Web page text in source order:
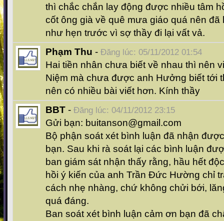
thì chắc chắn lay động được nhiều tâm
cốt ông già về quê mưa giáo quá nên đã
như hẹn trước vì sợ thầy đi lại vất vả.
Phạm Thu - Đăng lúc: 05/11/2012 01:54
Hai tiền nhân chưa biết về nhau thì nên
Niệm mà chưa được anh Hưởng biết tới
nên có nhiều bài viết hơn. Kính thầy
BBT - Đăng lúc: 04/11/2012 23:15
Gửi bạn: buitanson@gmail.com
Bộ phận soát xét bình luận đã nhận
bạn. Sau khi rà soát lại các bình luận
ban giám sát nhận thấy rằng, hầu hết
hồi ý kiến của anh Trần Đức Hường chỉ
cách nhẹ nhàng, chứ không chửi bới,
quá đáng.
Ban soát xét bình luận cảm ơn bạn đã